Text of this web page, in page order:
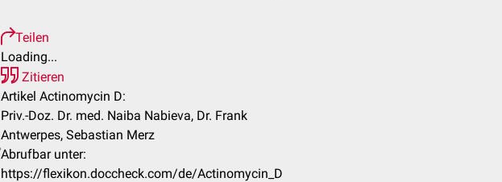
Teilen
Loading...
Zitieren
Artikel Actinomycin D:
Priv.-Doz. Dr. med. Naiba Nabieva, Dr. Frank
Antwerpes, Sebastian Merz
Abrufbar unter:
https://flexikon.doccheck.com/de/Actinomycin_D